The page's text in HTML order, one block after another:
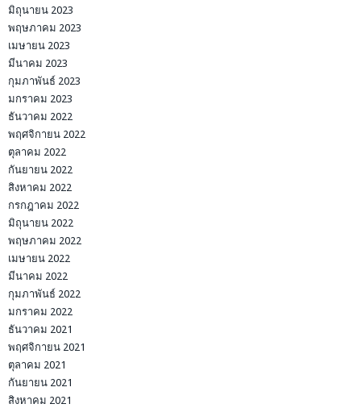
มิถุนายน 2023
พฤษภาคม 2023
เมษายน 2023
มีนาคม 2023
กุมภาพันธ์ 2023
มกราคม 2023
ธันวาคม 2022
พฤศจิกายน 2022
ตุลาคม 2022
กันยายน 2022
สิงหาคม 2022
กรกฎาคม 2022
มิถุนายน 2022
พฤษภาคม 2022
เมษายน 2022
มีนาคม 2022
กุมภาพันธ์ 2022
มกราคม 2022
ธันวาคม 2021
พฤศจิกายน 2021
ตุลาคม 2021
กันยายน 2021
สิงหาคม 2021